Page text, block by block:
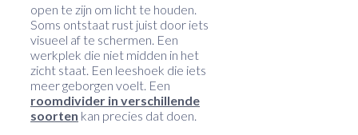
open te zijn om licht te houden.
Soms ontstaat rust juist door iets
visueel af te schermen. Een
werkplek die niet midden in het
zicht staat. Een leeshoek die iets
meer geborgen voelt. Een
roomdivider in verschillende
soorten kan precies dat doen.